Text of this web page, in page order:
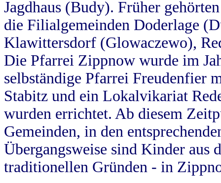
Jagdhaus (Budy). Früher
die Filialgemeinden Doderlage
Klawittersdorf (Glowaczewo),
Die Pfarrei Zippnow wurde im
selbständige Pfarrei Freudenfier
Stabitz und ein Lokalvikariat
wurden errichtet. Ab diesem
Gemeinden, in den
Übergangsweise sind Kinder aus
traditionellen Gründen - in